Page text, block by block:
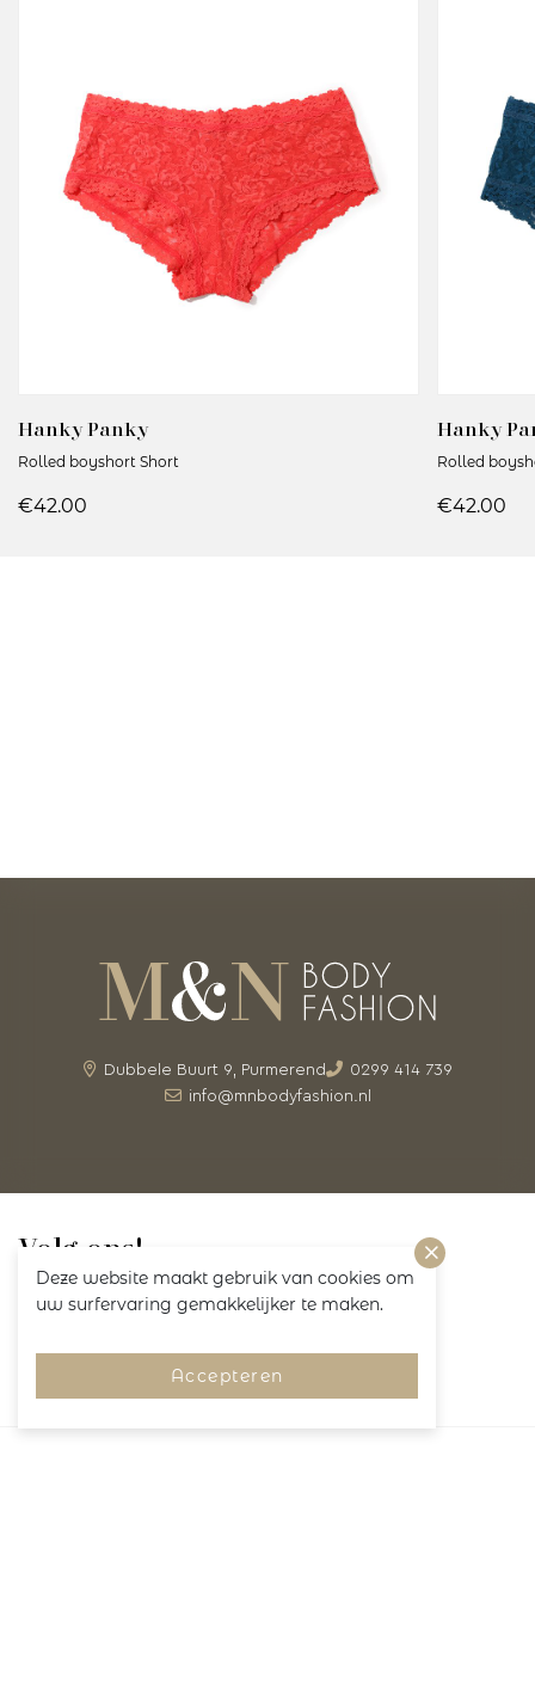
Deze website maakt gebruik van cookies om
uw surfervaring gemakkelijker te maken.
Accepteren
Hanky Panky
Rolled boyshort Short
€42.00
Hanky
Rolled
€42.00
Dubbele Buurt 9, Purmerend
0299 414 739
info@mnbodyfashion.nl
Volg ons!